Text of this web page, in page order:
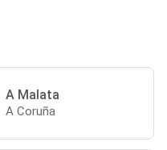
A Malata
A Coruña